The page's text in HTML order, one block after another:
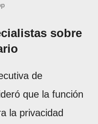
sobre
de
que la función
la privacidad